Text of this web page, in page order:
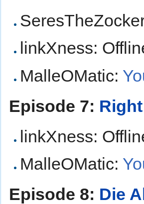
linkXness:
MalleOMatic:
Episode 7:
linkXness:
MalleOMatic:
Episode 8: Die